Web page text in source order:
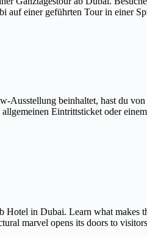
auf einer geführten Tour in einer
Ausstellung beinhaltet, hast du
Eintrittsticket oder
in Dubai. Learn what
marvel opens its doors to